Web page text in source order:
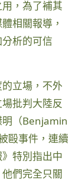
，為了補其
相關報導，
析的可信
立場，不外
批判大陸反
明（Benjamin
毆事件，連續
特別指出中
們完全只關